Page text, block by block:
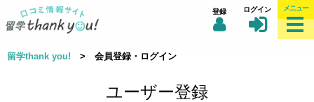
登録 ログイン メニュー
留学thank you! > 会員登録・ログイン
ユーザー登録